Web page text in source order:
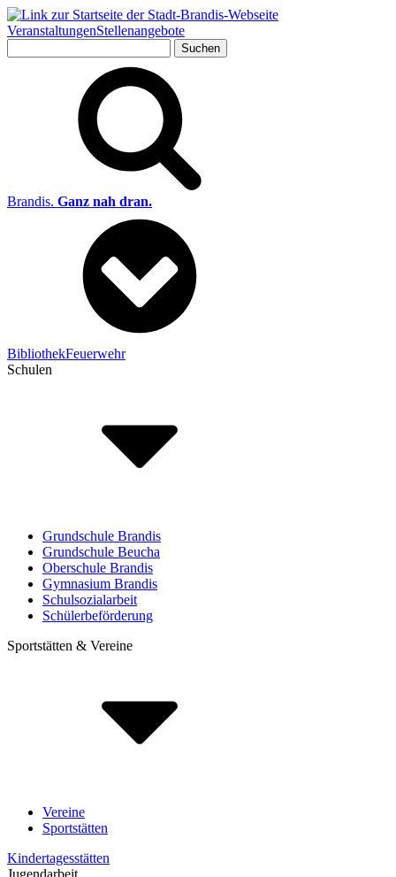
VeranstaltungenStellenangebote
nach:
Brandis. Ganz nah dran.
BibliothekFeuerwehr
Schulen
Grundschule Brandis
Grundschule Beucha
Oberschule Brandis
Gymnasium Brandis
Schulsozialarbeit
Schülerbeförderung
Sportstätten & Vereine
Vereine
Sportstätten
Kindertagesstätten
Jugendarbeit